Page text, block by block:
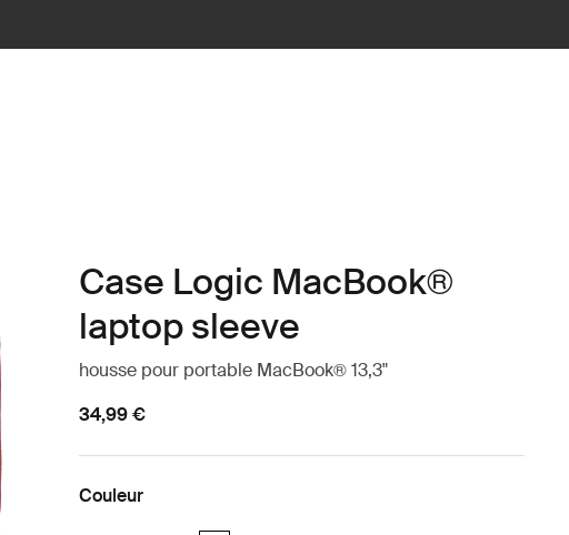
Case Logic MacBook®
laptop sleeve
housse pour portable MacBook® 13,3"
34,99 €
Couleur